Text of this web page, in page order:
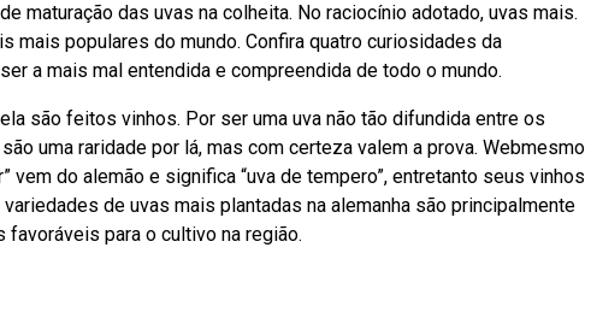
maturação das uvas na colheita. No raciocínio adotado, uvas mais.
mais populares do mundo. Confira quatro curiosidades da
a mais mal entendida e compreendida de todo o mundo.
são feitos vinhos. Por ser uma uva não tão difundida entre os
uma raridade por lá, mas com certeza valem a prova. Webmesmo
vem do alemão e significa “uva de tempero”, entretanto seus vinhos
de uvas mais plantadas na alemanha são principalmente
para o cultivo na região.